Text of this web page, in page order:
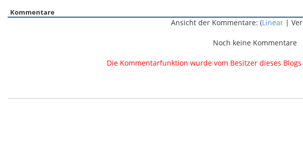
Kommentare
Ansicht der Kommentare: (Linear|
Noch keine Kommentare
Die Kommentarfunktion wurde vom Besitzer dieses